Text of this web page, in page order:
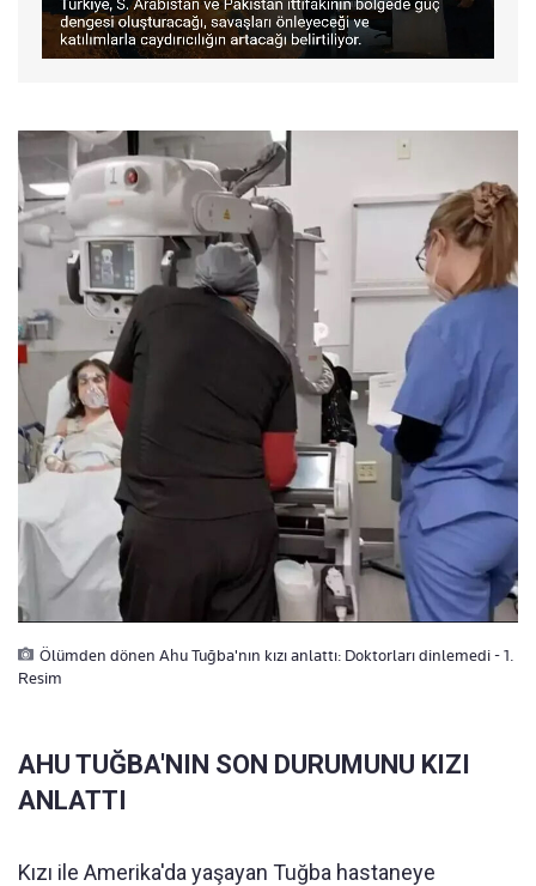
Ölümden dönen Ahu Tuğba'nın kızı anlattı: Doktorları dinlemedi - 1.
Resim
AHU TUĞBA'NIN SON DURUMUNU KIZI
ANLATTI
Kızı ile Amerika'da yaşayan Tuğba hastaneye